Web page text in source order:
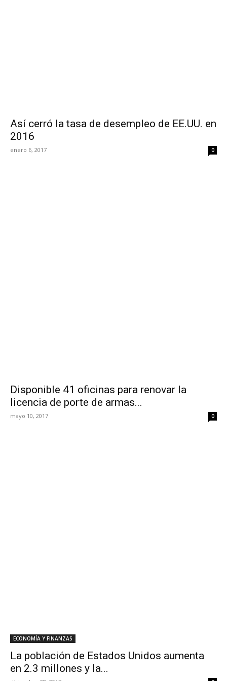
Así cerró la tasa de desempleo de EE.UU. en
2016
enero 6, 2017 0
Disponible 41 oficinas para renovar la
licencia de porte de armas...
mayo 10, 2017 0
ECONOMÍA Y FINANZAS
La población de Estados Unidos aumenta
en 2.3 millones y la...